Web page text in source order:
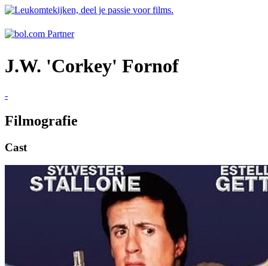
J.W. 'Corkey' Fornof
-
Filmografie
Cast